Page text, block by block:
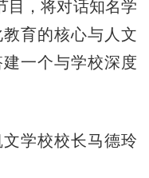
目，将对话知名学
育的核心与人文
一个与学校深度
学校校长马德玲